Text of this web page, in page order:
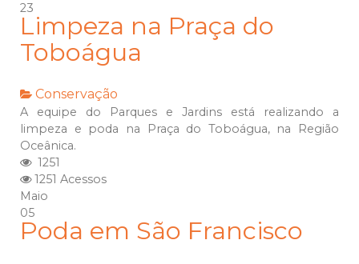
23
Limpeza na Praça do
Toboágua
Conservação
A equipe do Parques e Jardins está realizando a
limpeza e poda na Praça do Toboágua, na Região
Oceânica.
1251
1251 Acessos
Maio
05
Poda em São Francisco